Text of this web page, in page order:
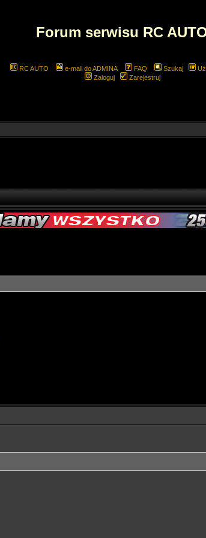
Forum serwisu RC
RC AUTO e-mail do ADMINA FAQ Szukaj
Zaloguj
Zarejestruj